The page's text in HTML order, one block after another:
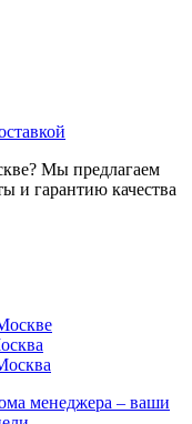
Мы предлагаем
и гарантию качества
менеджера – ваши